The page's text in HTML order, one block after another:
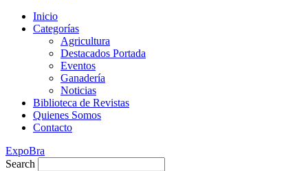
Inicio
Categorías
Agricultura
Destacados Portada
Eventos
Ganadería
Noticias
Biblioteca de Revistas
Quienes Somos
Contacto
ExpoBra
Search